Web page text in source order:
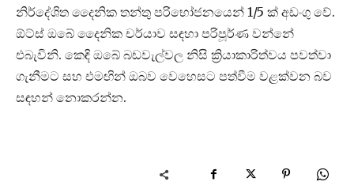
නිර්දේශිත දෛනික තන්තු පරිභෝජනයෙන් 1/5 ක් අඩංගු වේ.
ඕට්ස් ඔබේ දෛනික චර්යාව සඳහා පරිපූර්ණ වන්නේ
එබැවිනි. කෙඳි ඔබේ බඩවැල්වල නිසි ක්‍රියාකාරිත්වය පවත්වා
ගැනීමට සහ එමඟින් ඔබව වෙහෙසට පත්වීම වළක්වන බව
සඳහන් නොකරන්න.